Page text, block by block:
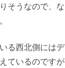
そうなので、
る西北側には
ているのです